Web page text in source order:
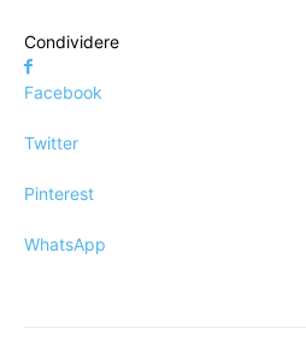
Condividere
Facebook
Twitter
Pinterest
WhatsApp